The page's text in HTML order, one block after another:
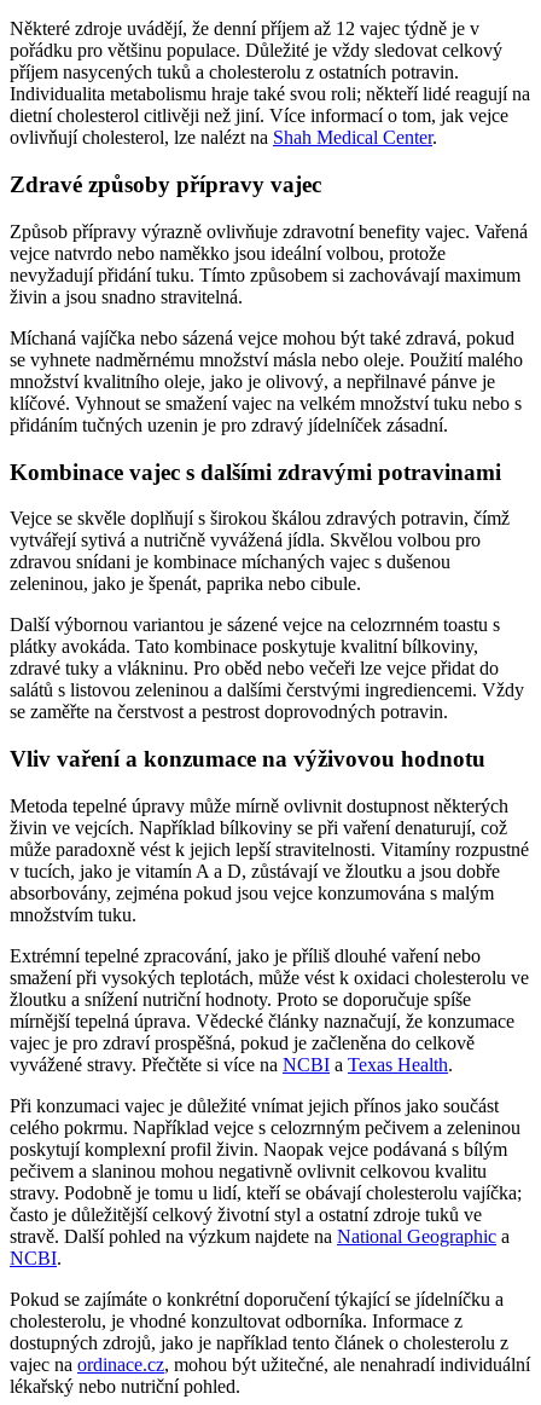
Některé zdroje uvádějí, že denní příjem až 12 vajec týdně je v
pořádku pro většinu populace. Důležité je vždy sledovat celkový
příjem nasycených tuků a cholesterolu z ostatních potravin.
Individualita metabolismu hraje také svou roli; někteří lidé reagují na
dietní cholesterol citlivěji než jiní. Více informací o tom, jak vejce
ovlivňují cholesterol, lze nalézt na Shah Medical Center.
Zdravé způsoby přípravy vajec
Způsob přípravy výrazně ovlivňuje zdravotní benefity vajec. Vařená
vejce natvrdo nebo naměkko jsou ideální volbou, protože
nevyžadují přidání tuku. Tímto způsobem si zachovávají maximum
živin a jsou snadno stravitelná.
Míchaná vajíčka nebo sázená vejce mohou být také zdravá, pokud
se vyhnete nadměrnému množství másla nebo oleje. Použití malého
množství kvalitního oleje, jako je olivový, a nepřilnavé pánve je
klíčové. Vyhnout se smažení vajec na velkém množství tuku nebo s
přidáním tučných uzenin je pro zdravý jídelníček zásadní.
Kombinace vajec s dalšími zdravými potravinami
Vejce se skvěle doplňují s širokou škálou zdravých potravin, čímž
vytvářejí sytivá a nutričně vyvážená jídla. Skvělou volbou pro
zdravou snídani je kombinace míchaných vajec s dušenou
zeleninou, jako je špenát, paprika nebo cibule.
Další výbornou variantou je sázené vejce na celozrnném toastu s
plátky avokáda. Tato kombinace poskytuje kvalitní bílkoviny,
zdravé tuky a vlákninu. Pro oběd nebo večeři lze vejce přidat do
salátů s listovou zeleninou a dalšími čerstvými ingrediencemi. Vždy
se zaměřte na čerstvost a pestrost doprovodných potravin.
Vliv vaření a konzumace na výživovou hodnotu
Metoda tepelné úpravy může mírně ovlivnit dostupnost některých
živin ve vejcích. Například bílkoviny se při vaření denaturují, což
může paradoxně vést k jejich lepší stravitelnosti. Vitamíny rozpustné
v tucích, jako je vitamín A a D, zůstávají ve žloutku a jsou dobře
absorbovány, zejména pokud jsou vejce konzumována s malým
množstvím tuku.
Extrémní tepelné zpracování, jako je příliš dlouhé vaření nebo
smažení při vysokých teplotách, může vést k oxidaci cholesterolu ve
žloutku a snížení nutriční hodnoty. Proto se doporučuje spíše
mírnější tepelná úprava. Vědecké články naznačují, že konzumace
vajec je pro zdraví prospěšná, pokud je začleněna do celkově
vyvážené stravy. Přečtěte si více na NCBI a Texas Health.
Při konzumaci vajec je důležité vnímat jejich přínos jako součást
celého pokrmu. Například vejce s celozrnným pečivem a zeleninou
poskytují komplexní profil živin. Naopak vejce podávaná s bílým
pečivem a slaninou mohou negativně ovlivnit celkovou kvalitu
stravy. Podobně je tomu u lidí, kteří se obávají cholesterolu vajíčka;
často je důležitější celkový životní styl a ostatní zdroje tuků ve
stravě. Další pohled na výzkum najdete na National Geographic a
NCBI.
Pokud se zajímáte o konkrétní doporučení týkající se jídelníčku a
cholesterolu, je vhodné konzultovat odborníka. Informace z
dostupných zdrojů, jako je například tento článek o cholesterolu z
vajec na ordinace.cz, mohou být užitečné, ale nenahradí individuální
lékařský nebo nutriční pohled.